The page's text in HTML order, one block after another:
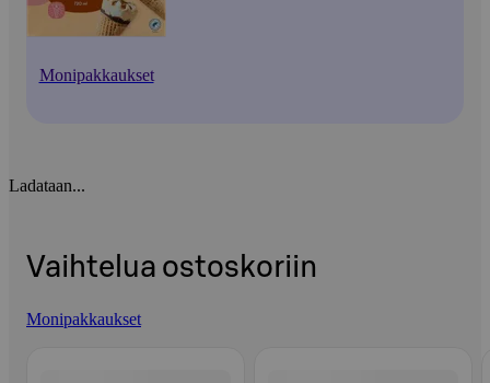
Monipakkaukset
Ladataan...
Vaihtelua ostoskoriin
Monipakkaukset